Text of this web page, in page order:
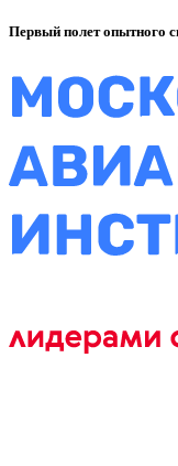
Первый полет опытного